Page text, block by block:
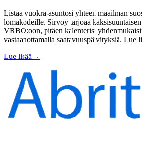
Listaa vuokra-asuntosi yhteen maailman
lomakodeille. Sirvoy tarjoaa
VRBO:oon, pitäen kalenterisi
vastaanottamalla saatavuuspäivityksiä. Lue
Lue lisää →